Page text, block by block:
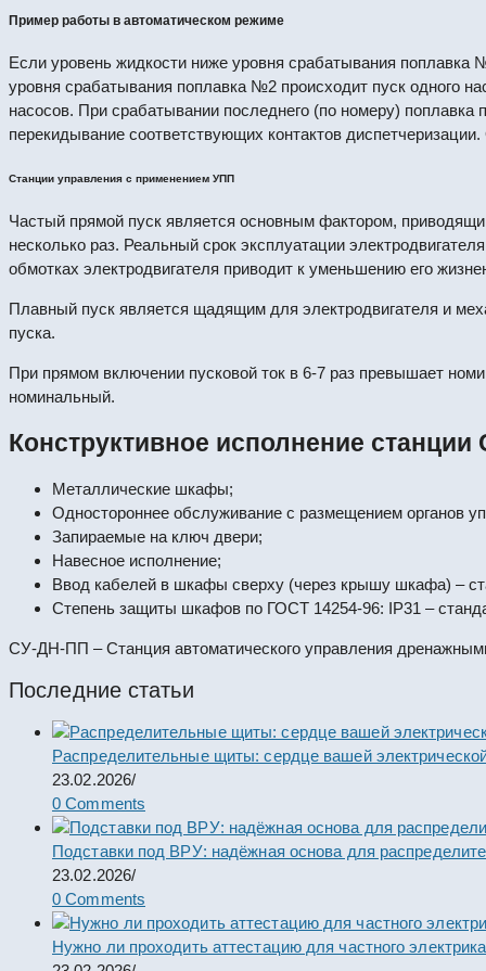
Пример работы в автоматическом режиме
Если уровень жидкости ниже уровня срабатывания поплавка
уровня срабатывания поплавка №2 происходит пуск одного
насосов. При срабатывании последнего (по номеру)
перекидывание соответствующих контактов
Станции управления с применением УПП
Частый прямой пуск является основным фактором,
несколько раз. Реальный срок эксплуатации
обмотках электродвигателя приводит к уменьшению его
Плавный пуск является щадящим для электродвигателя и
пуска.
При прямом включении пусковой ток в 6-7 раз превышает
номинальный.
Конструктивное исполнение
Металлические шкафы;
Одностороннее обслуживание с размещением органов
Запираемые на ключ двери;
Навесное исполнение;
Ввод кабелей в шкафы сверху (через крышу шкафа) –
Степень защиты шкафов по ГОСТ 14254-96: IP31 –
СУ-ДН-ПП – Станция автоматического управления
Последние статьи
Распределительные щиты: сердце вашей
23.02.2026/
0 Comments
Подставки под ВРУ: надёжная основа для
23.02.2026/
0 Comments
Нужно ли проходить аттестацию для частного